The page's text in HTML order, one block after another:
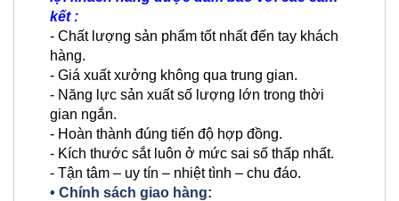
kết :
- Chất lượng sản phẩm tốt nhất đến tay khách
hàng.
- Giá xuất xưởng không qua trung gian.
- Năng lực sản xuất số lượng lớn trong thời
gian ngắn.
- Hoàn thành đúng tiến độ hợp đồng.
- Kích thước sắt luôn ở mức sai số thấp nhất.
- Tận tâm – uy tín – nhiệt tình – chu đáo.
• Chính sách giao hàng: